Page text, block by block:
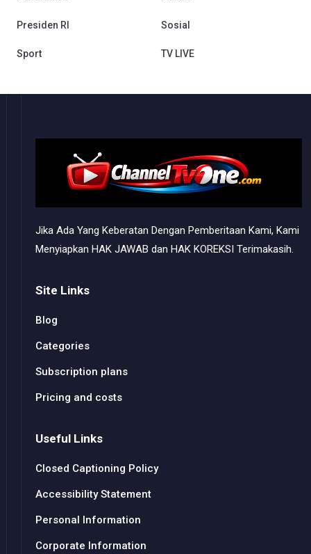
Presiden RI Sosial
Sport TV LIVE
Jika Ada Yang Keberatan Dengan Pemberitaan Kami, Kami
Menyiapkan HAK JAWAB dan HAK KOREKSI Terimakasih.
Site Links
Blog
Categories
Subscription plans
Pricing and costs
Useful Links
Closed Captioning Policy
Accessibility Statement
Personal Information
Corporate Information